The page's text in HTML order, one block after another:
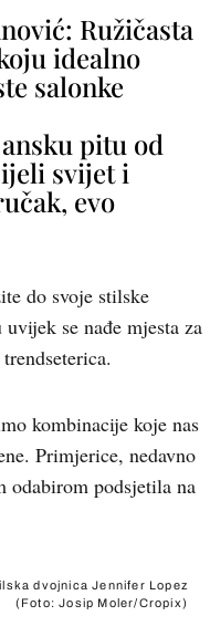
Ružičasta
idealno
salonke
pitu od
svijet i
evo
do svoje stilske
se nađe mjesta za
kombinacije koje nas
Primjerice, nedavno
odabirom podsjetila na
dvojnica Jennifer Lopez
(Foto: Josip Moler/Cropix)